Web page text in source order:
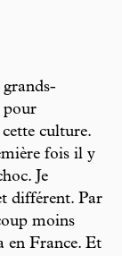
grands-
pour
culture.
fois il y
Je
différent. Par
moins
en France. Et